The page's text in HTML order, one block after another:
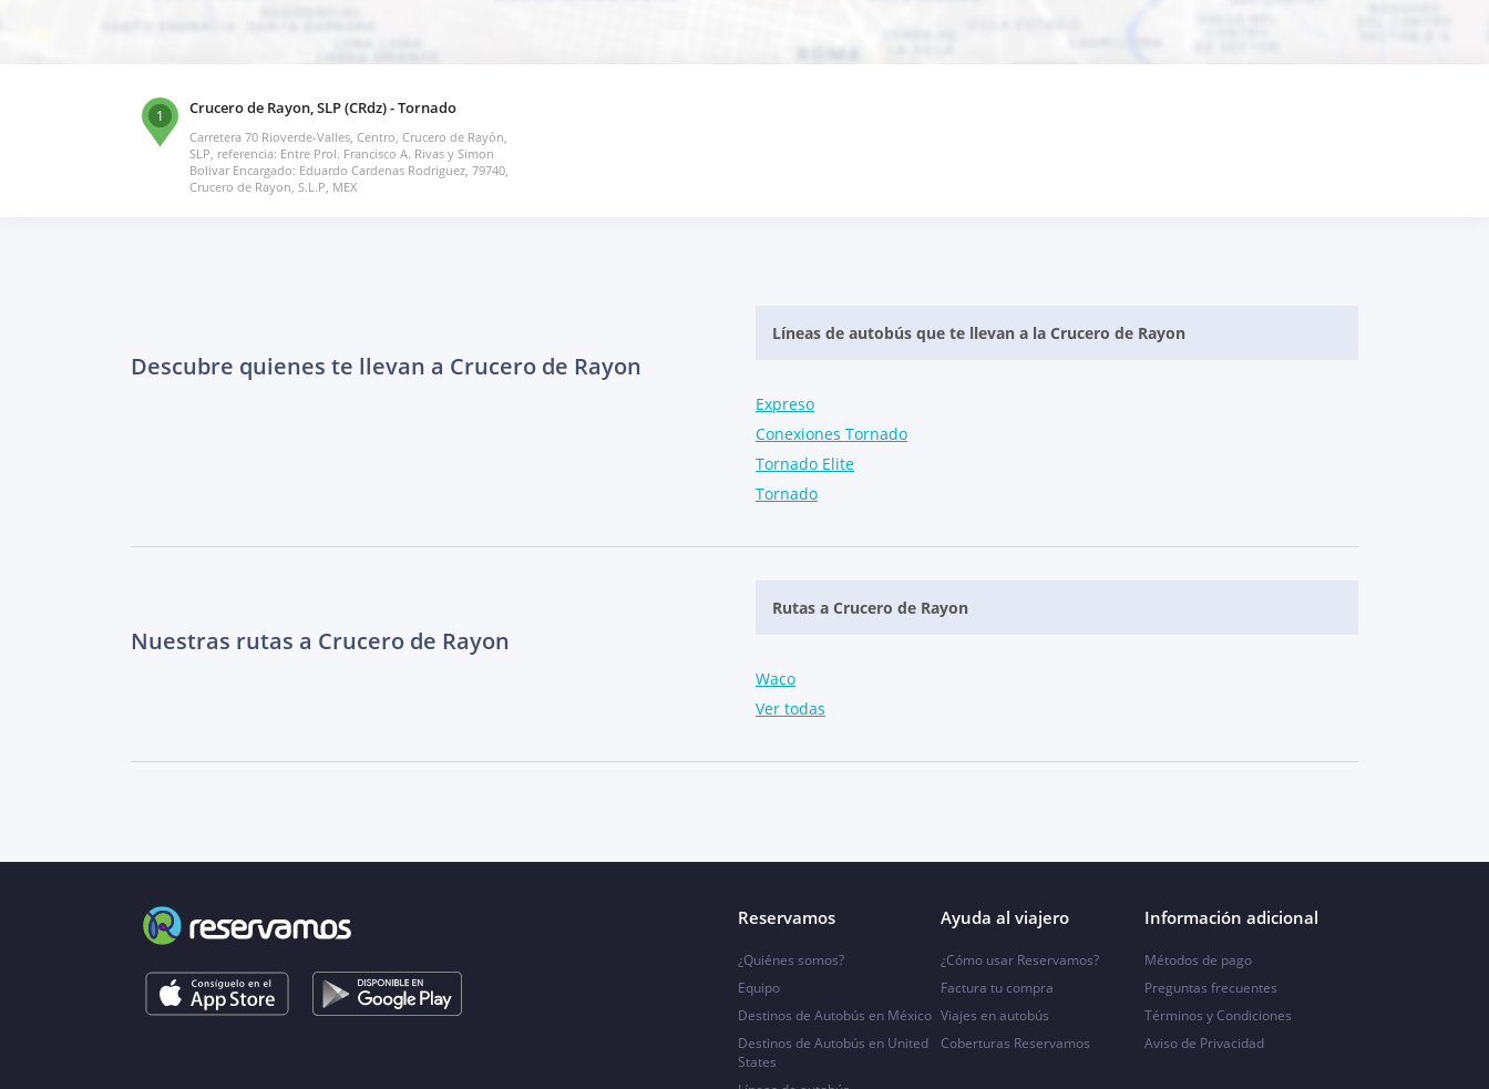
1 Crucero de Rayon, SLP (CRdz) - Tornado
Carretera 70 Rioverde-Valles, Centro, Crucero de Rayón,
SLP, referencia: Entre Prol. Francisco A. Rivas y Simon
Bolivar Encargado: Eduardo Cardenas Rodriguez, 79740,
Crucero de Rayon, S.L.P, MEX
Descubre quienes te llevan a Crucero de Rayon
Líneas de autobús que te llevan a la Crucero de Rayon
Expreso
Conexiones Tornado
Tornado Elite
Tornado
Nuestras rutas a Crucero de Rayon
Rutas a Crucero de Rayon
Waco
Ver todas
Reservamos
¿Quiénes somos?
Equipo
Destinos de Autobús en México
Destinos de Autobús en United
States
Ayuda al viajero
¿Cómo usar Reservamos?
Factura tu compra
Viajes en autobús
Coberturas Reservamos
Información adicional
Métodos de pago
Preguntas frecuentes
Términos y Condiciones
Aviso de Privacidad